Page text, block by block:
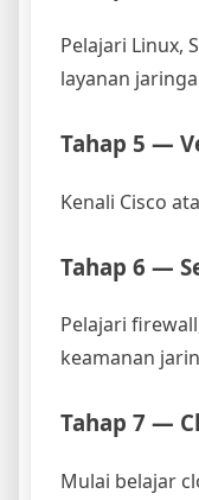
Pelajari Linux,
layanan
Tahap 5 —
Kenali Cisco
Tahap 6 —
Pelajari
keamanan
Tahap 7 —
Mulai belajar